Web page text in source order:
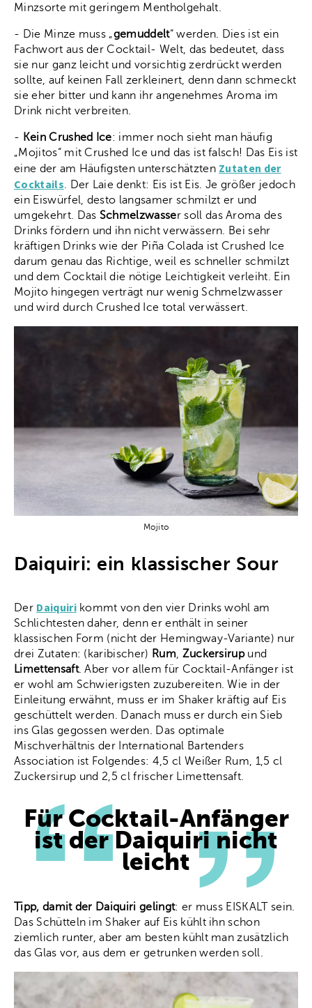
Minzsorte mit geringem Mentholgehalt.
- Die Minze muss „gemuddelt“ werden. Dies ist ein
Fachwort aus der Cocktail- Welt, das bedeutet, dass
sie nur ganz leicht und vorsichtig zerdrückt werden
sollte, auf keinen Fall zerkleinert, denn dann schmeckt
sie eher bitter und kann ihr angenehmes Aroma im
Drink nicht verbreiten.
- Kein Crushed Ice: immer noch sieht man häufig
„Mojitos“ mit Crushed Ice und das ist falsch! Das Eis ist
eine der am Häufigsten unterschätzten Zutaten der
Cocktails. Der Laie denkt: Eis ist Eis. Je größer jedoch
ein Eiswürfel, desto langsamer schmilzt er und
umgekehrt. Das Schmelzwasser soll das Aroma des
Drinks fördern und ihn nicht verwässern. Bei sehr
kräftigen Drinks wie der Piña Colada ist Crushed Ice
darum genau das Richtige, weil es schneller schmilzt
und dem Cocktail die nötige Leichtigkeit verleiht. Ein
Mojito hingegen verträgt nur wenig Schmelzwasser
und wird durch Crushed Ice total verwässert.
Mojito
Daiquiri: ein klassischer Sour
Der Daiquirikommt von den vier Drinks wohl am
Schlichtesten daher, denn er enthält in seiner
klassischen Form (nicht der Hemingway-Variante) nur
drei Zutaten: (karibischer) Rum, Zuckersirupund
Limettensaft. Aber vor allem für Cocktail-Anfänger ist
er wohl am Schwierigsten zuzubereiten. Wie in der
Einleitung erwähnt, muss er im Shaker kräftig auf Eis
geschüttelt werden. Danach muss er durch ein Sieb
ins Glas gegossen werden. Das optimale
Mischverhältnis der International Bartenders
Association ist Folgendes: 4,5 cl Weißer Rum, 1,5 cl
Zuckersirup und 2,5 cl frischer Limettensaft.
Für Cocktail-Anfänger
ist der Daiquiri nicht
leicht
Tipp, damit der Daiquiri gelingt: er muss EISKALT sein.
Das Schütteln im Shaker auf Eis kühlt ihn schon
ziemlich runter, aber am besten kühlt man zusätzlich
das Glas vor, aus dem er getrunken werden soll.